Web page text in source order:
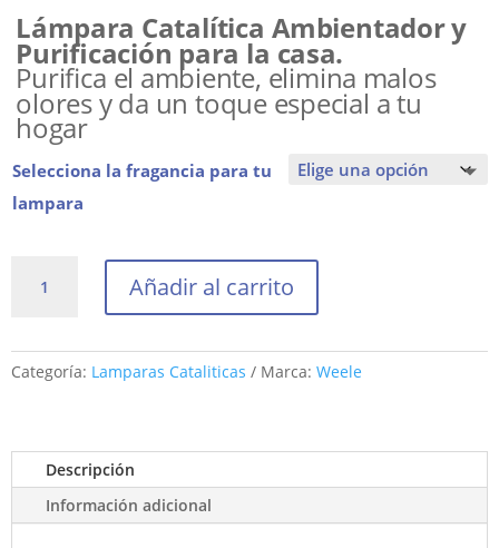
desde
27,00 €
hasta
39,00 €
Lámpara Catalítica Ambientador y
Purificación para la casa.
Purifica el ambiente, elimina malos
olores y da un toque especial a tu
hogar
Selecciona la fragancia para tu
lampara
Ambientador
Lampara
cantidad
Añadir al carrito
Categoría: Lamparas Cataliticas Marca: Weele
Descripción
Información adicional